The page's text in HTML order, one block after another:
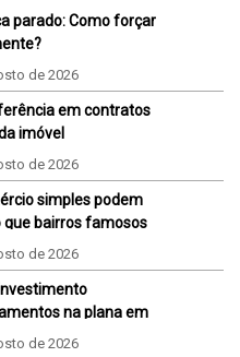
parado: Como forçar
de 2026
em contratos
imóvel
de 2026
simples podem
que bairros famosos
de 2026
na plana em
e Piçarras
de 2026